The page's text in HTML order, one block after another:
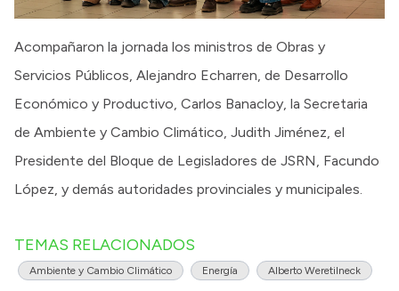
Acompañaron la jornada los ministros de Obras y
Servicios Públicos, Alejandro Echarren, de Desarrollo
Económico y Productivo, Carlos Banacloy, la Secretaria
de Ambiente y Cambio Climático, Judith Jiménez, el
Presidente del Bloque de Legisladores de JSRN, Facundo
López, y demás autoridades provinciales y municipales.
TEMAS RELACIONADOS
Ambiente y Cambio Climático Energía Alberto Weretilneck